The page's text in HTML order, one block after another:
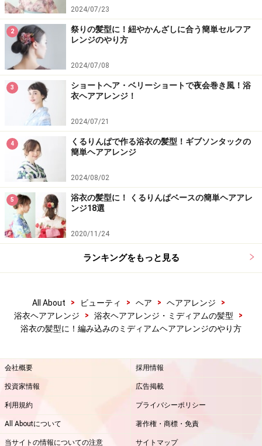
浴衣ヘアのショート・ボブ向け編み込み！簡単まとめ髪
アレンジ
裏編み込みのやり方は？編み方の基本と簡単アレンジを
紹介
ミディアムヘア・大人ガーリーなスイート編み込み
ねじり編み込みで作るシンプルなまとめ髪のやり方！簡
単ヘアアレンジ
※記事内容は執筆時点のものです。最新の内容をご確認くださ
い。
2024/07/23
2
祭りの髪型に！紐やかんざしに合う簡単セルフア
レンジのやり方
2024/07/08
3
ショートヘア・ベリーショートで夜会巻き風！浴
衣ヘアアレンジ！
2024/07/21
4
くるりんぱで作る浴衣の髪型！ギブソンタックの
簡単ヘアアレンジ
2024/08/02
5
浴衣の髪型に！ くるりんぱベースの簡単ヘアアレ
ンジ18選
2020/11/24
ランキングをもっと見る
All About > ビューティ > ヘア > ヘアアレンジ
>
浴衣ヘアアレンジ
> 浴衣ヘアアレンジ・ミディアムの髪型
>
浴衣の髪型に！編み込みのミディアムヘアアレンジのやり方
会社概要 採用情報
投資家情報 広告掲載
利用規約 プライバシーポリシー
All Aboutについて 著作権・商標・免責
当サイトの情報についての注意 サイトマップ